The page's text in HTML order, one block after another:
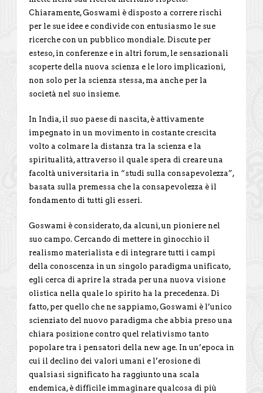
Chiaramente, Goswami è disposto a correre rischi
per le sue idee e condivide con entusiasmo le sue
ricerche con un pubblico mondiale. Discute per
esteso, in conferenze e in altri forum, le sensazionali
scoperte della nuova scienza e le loro implicazioni,
non solo per la scienza stessa, ma anche per la
società nel suo insieme.
In India, il suo paese di nascita, è attivamente
impegnato in un movimento in costante crescita
volto a colmare la distanza tra la scienza e la
spiritualità, attraverso il quale spera di creare una
facoltà universitaria in “studi sulla consapevolezza”,
basata sulla premessa che la consapevolezza è il
fondamento di tutti gli esseri.
Goswami è considerato, da alcuni, un pioniere nel
suo campo. Cercando di mettere in ginocchio il
realismo materialista e di integrare tutti i campi
della conoscenza in un singolo paradigma unificato,
egli cerca di aprire la strada per una nuova visione
olistica nella quale lo spirito ha la precedenza. Di
fatto, per quello che ne sappiamo, Goswami è l’unico
scienziato del nuovo paradigma che abbia preso una
chiara posizione contro quel relativismo tanto
popolare tra i pensatori della new age. In un’epoca in
cui il declino dei valori umani e l’erosione di
qualsiasi significato ha raggiunto una scala
endemica, è difficile immaginare qualcosa di più